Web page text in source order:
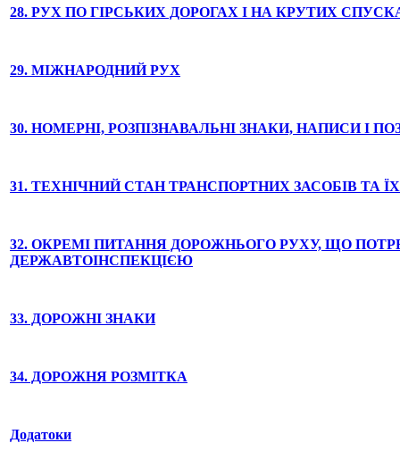
28. РУХ ПО ГІРСЬКИХ ДОРОГАХ І НА КРУТИХ
29. МІЖНАРОДНИЙ РУХ
30. НОМЕРНІ, РОЗПІЗНАВАЛЬНІ ЗНАКИ, НАПИСИ І
31. ТЕХНІЧНИЙ СТАН ТРАНСПОРТНИХ ЗАСОБІВ ТА
32. ОКРЕМІ ПИТАННЯ ДОРОЖНЬОГО РУХУ, ЩО
ДЕРЖАВТОІНСПЕКЦІЄЮ
33. ДОРОЖНІ ЗНАКИ
34. ДОРОЖНЯ РОЗМІТКА
Додатоки